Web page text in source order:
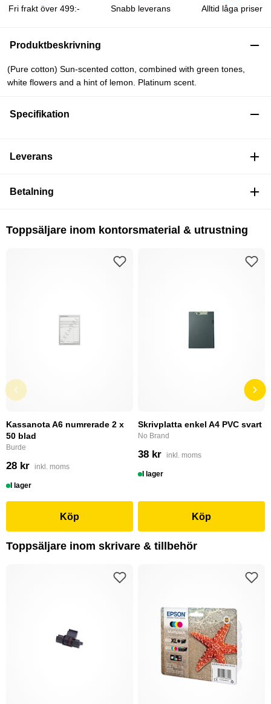
Fri frakt över 499:- Snabb leverans Alltid låga priser
Produktbeskrivning
(Pure cotton) Sun-scented cotton, combined with green tones,
white flowers and a hint of lemon. Platinum scent.
Specifikation
Leverans
Betalning
Toppsäljare inom kontorsmaterial & utrustning
Kassanota A6 numrerade 2 x
50 blad
Burde
28 kr inkl. moms
I lager
Köp
Skrivplatta enkel A4 PVC svart
No Brand
38 kr inkl. moms
I lager
Köp
Toppsäljare inom skrivare & tillbehör